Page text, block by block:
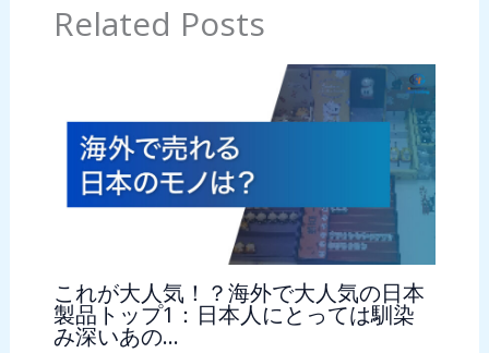
Related Posts
これが大人気！？海外で大人気の日本
製品トップ1：日本人にとっては馴染
み深いあの…